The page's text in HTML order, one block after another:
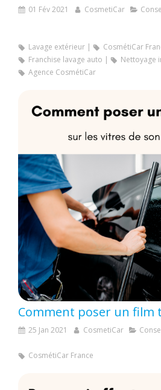
01 Fév 2021 CosmetiCar
Lavage extérieur
CosmétiCar
Franchise lavage auto
Nettoyage
Agence CosmétiCar
25 Jan 2021 CosmetiCar
CosmétiCar France